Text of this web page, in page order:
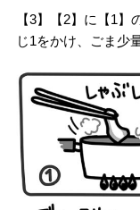
【3】【2】に【1
じ1をかけ、ごま少